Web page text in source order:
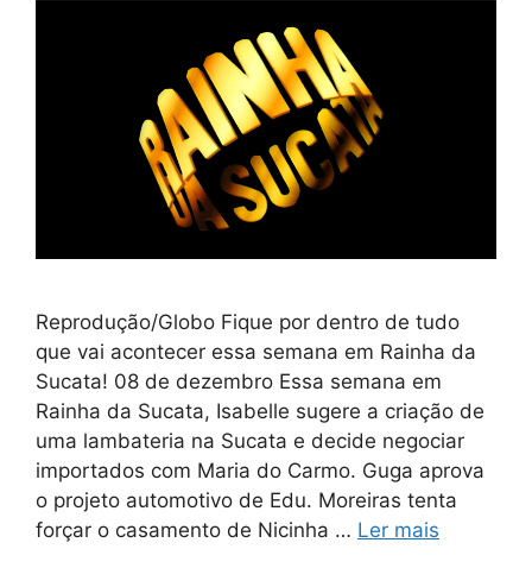
Reprodução/Globo Fique por dentro de tudo
que vai acontecer essa semana em Rainha da
Sucata! 08 de dezembro Essa semana em
Rainha da Sucata, Isabelle sugere a criação de
uma lambateria na Sucata e decide negociar
importados com Maria do Carmo. Guga aprova
o projeto automotivo de Edu. Moreiras tenta
forçar o casamento de Nicinha … Ler mais